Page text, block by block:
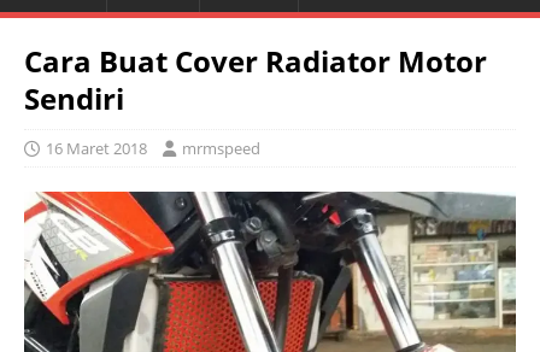
Cara Buat Cover Radiator Motor
Sendiri
16 Maret 2018 mrmspeed